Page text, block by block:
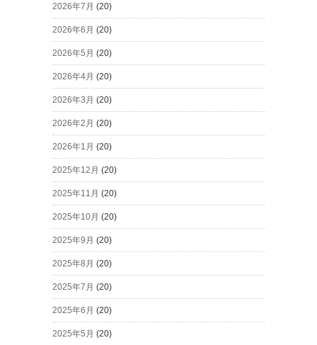
2026年7月 (20)
2026年6月 (20)
2026年5月 (20)
2026年4月 (20)
2026年3月 (20)
2026年2月 (20)
2026年1月 (20)
2025年12月 (20)
2025年11月 (20)
2025年10月 (20)
2025年9月 (20)
2025年8月 (20)
2025年7月 (20)
2025年6月 (20)
2025年5月 (20)